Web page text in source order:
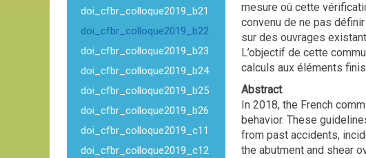
doi_cfbr_colloque2019_b21
doi_cfbr_colloque2019_b22
doi_cfbr_colloque2019_b23
doi_cfbr_colloque2019_b24
doi_cfbr_colloque2019_b25
doi_cfbr_colloque2019_b26
doi_cfbr_colloque2019_c11
doi_cfbr_colloque2019_c12
mesure où cette
convenu de ne pas
sur des ouvrages
L’objectif de cette
calculs aux éléments
Abstract
In 2018, the French
behavior. These
from past accidents,
the abutment and shear